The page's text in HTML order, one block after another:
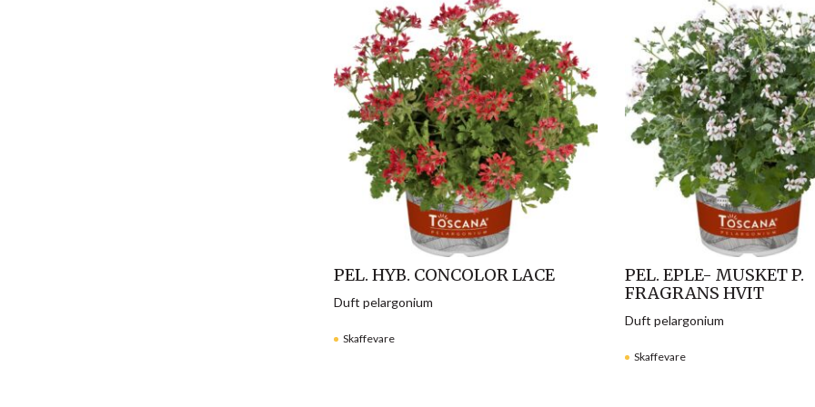
PEL. HYB. CONCOLOR LACE
Skaffevare
Duft pelargonium
PEL. EPLE- MUSKET P.
FRAGRANS HVIT
Skaffevare
Duft pelargonium